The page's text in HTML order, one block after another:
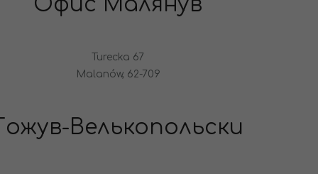
Turecka 67
Malanów, 62-709
Велькопольски